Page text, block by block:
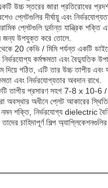
উচ্চ স্তরের জারা প্রতিরোধের
প্লেটগুলির দীর্ঘায়ু এবং
প্লেটগুলি দুর্দান্ত যান্ত্রিক
জন্য উপযুক্ত করে তোলে.
20 কেভি / মিমি পর্যন্ত একটি
কর্মক্ষমতা এবং বৈদ্যুতিক
গঠিত, এটি তার উচ্চ তাপীয় এবং
এবং নির্ভরযোগ্যতার অবদান রাখে.
তাপীয় প্রসারণ সহগ 7-8 x 10-6 /
অবস্থার অধীনে প্লেট আকারের
শক্তি, নির্ভরযোগ্য dielectric
চাহিদাপূর্ণ শিল্প